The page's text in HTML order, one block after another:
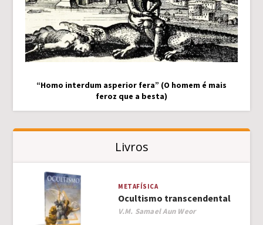
“Homo interdum asperior fera” (O homem é mais
feroz que a besta)
Livros
METAFÍSICA
Ocultismo transcendental
Author
V.M. Samael Aun Weor